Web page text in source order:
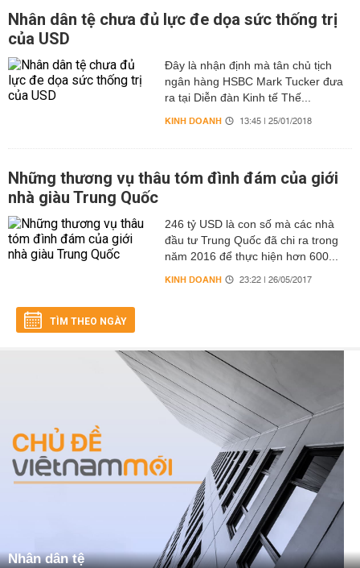
Nhân dân tệ chưa đủ lực đe dọa sức thống trị
của USD
Đây là nhận định mà tân chủ tịch
ngân hàng HSBC Mark Tucker đưa
ra tại Diễn đàn Kinh tế Thế...
KINH DOANH 13:45 | 25/01/2018
Những thương vụ thâu tóm đình đám của giới
nhà giàu Trung Quốc
246 tỷ USD là con số mà các nhà
đầu tư Trung Quốc đã chi ra trong
năm 2016 để thực hiện hơn 600...
KINH DOANH 23:22 | 26/05/2017
TÌM THEO NGÀY
Nhân dân tệ